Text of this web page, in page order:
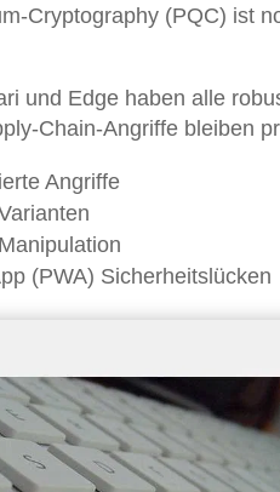
Cryptography (PQC) ist
und Edge haben alle
Chain-Angriffe bleiben
Angriffe
(PWA) Sicherheitslücken